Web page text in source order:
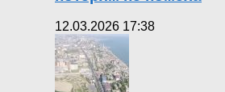
12.03.2026 17:38